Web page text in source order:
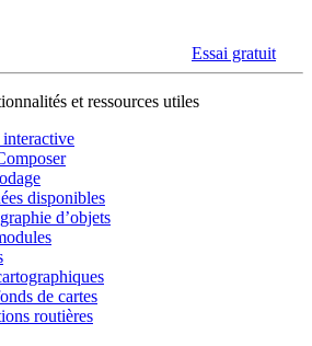
Essai gratuit
et ressources utiles
interactive
disponibles
d’objets
de cartes
routières